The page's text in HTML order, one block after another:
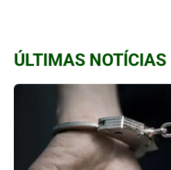
ÚLTIMAS NOTÍCIAS